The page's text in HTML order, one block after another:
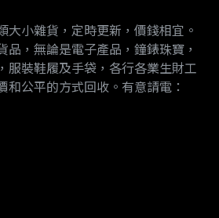
大小雜貨，定時更新，價錢相宜。
品，無論是電子產品，鐘錶珠寶，
服裝鞋履及手袋，各行各業生財工
和公平的方式回收。有意請電：